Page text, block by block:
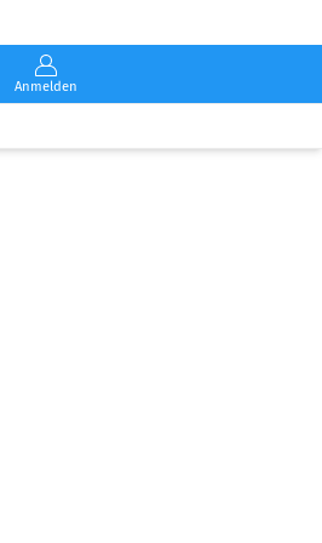
Anmelden